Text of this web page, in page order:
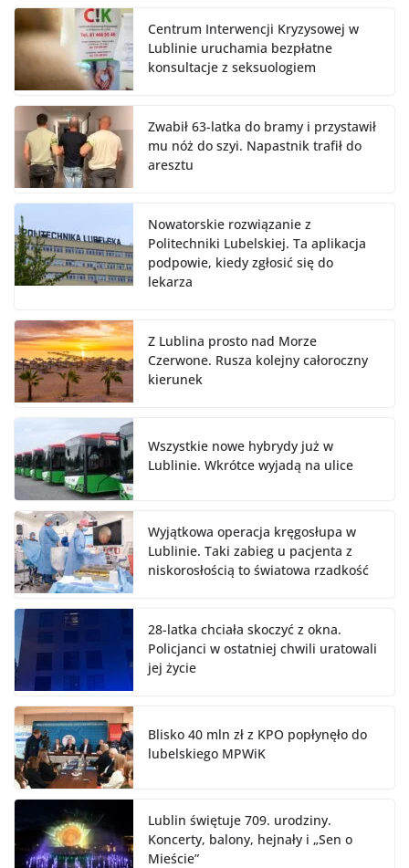
Centrum Interwencji Kryzysowej w
Lublinie uruchamia bezpłatne
konsultacje z seksuologiem
Zwabił 63-latka do bramy i przystawił
mu nóż do szyi. Napastnik trafił do
aresztu
Nowatorskie rozwiązanie z
Politechniki Lubelskiej. Ta aplikacja
podpowie, kiedy zgłosić się do
lekarza
Z Lublina prosto nad Morze
Czerwone. Rusza kolejny całoroczny
kierunek
Wszystkie nowe hybrydy już w
Lublinie. Wkrótce wyjadą na ulice
Wyjątkowa operacja kręgosłupa w
Lublinie. Taki zabieg u pacjenta z
niskorosłością to światowa rzadkość
28-latka chciała skoczyć z okna.
Policjanci w ostatniej chwili uratowali
jej życie
Blisko 40 mln zł z KPO popłynęło do
lubelskiego MPWiK
Lublin świętuje 709. urodziny.
Koncerty, balony, hejnały i „Sen o
Mieście”